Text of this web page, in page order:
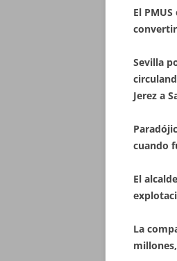
El
Sevilla
Jerez a
cuando
El
La